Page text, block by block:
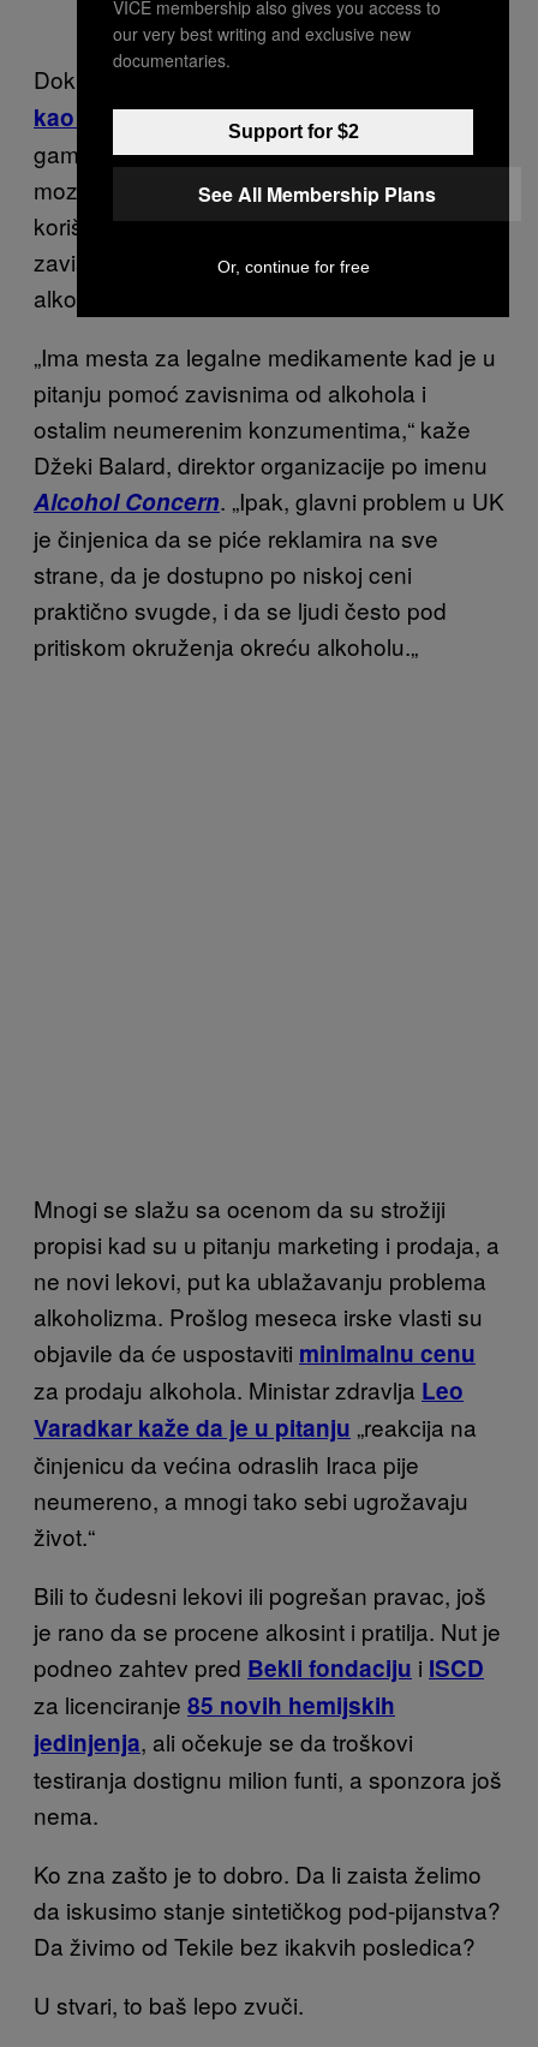
Dok NHS dozvoljava
kao što je akamprostat– koji reguliše nivo
gama-aminobuternih kiselina (GABA) u
mozgu – d
a bi se sprečilo ponovno
korišćenje alkohola koduspešnolečenih
zavisnika, ideja
hemijskog lečenja
alkoholizma još nije
„Ima mesta za legalne medikamente kad je u
pitanju pomoć zavisnima od alkohola i
ostalim neumerenim konzumentima,“ kaže
Džeki Balard, direktor organizacije po imenu
Alcohol Concern. „Ipak, glavni problem u UK
je činjenica da se piće reklamira na sve
strane, da je dostupno po niskoj ceni
praktično svugde, i da se ljudi često pod
pritiskom okruženja okreću alkoholu.„
Mnogi se slažu sa ocenom da su strožiji
propisi kad su u pitanju marketing i prodaja, a
ne novi lekovi, put ka ublažavanju problema
alkoholizma. Prošlog meseca irske vlasti su
objavile da će uspostaviti minimalnu cenu
za prodaju alkohola. Ministar zdravlja Leo
Varadkar kaže da je u pitanju „reakcija na
činjenicu da većina odraslih Iraca pije
neumereno, a mnogi tako sebi ugrožavaju
život.“
Bili to čudesni lekovi ili pogrešan pravac, još
je rano da se procene alkosint i pratilja. Nut je
podneo zahtev pred Bekli fondaciju i ISCD
za licenciranje 85 novih hemijskih
jedinjenja, ali očekuje se da troškovi
testiranja dostignu milion funti, a sponzora još
nema.
Ko zna zašto je to dobro. Da li zaista želimo
da iskusimo stanje sintetičkog pod-pijanstva?
Da živimo od Tekile bez ikakvih posledica?
U stvari, to baš lepo zvuči.
VICE membership also gives you access to
our very best writing and exclusive new
documentaries.
Support for $2
See All Membership Plans
Or, continue for free